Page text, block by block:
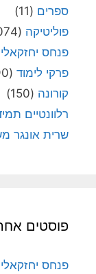
ספרים (11)
פוליטיקה (1,074)
פנחס יחזקאלי
פרקי לימוד (90)
קורונה (150)
רלוונטיים
שרית אונגר
פוסטים
פנחס